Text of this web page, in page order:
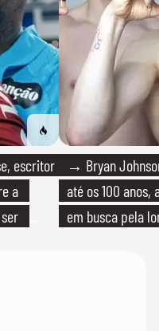
escritor
a
→ Bryan
até os 100
em busca pela